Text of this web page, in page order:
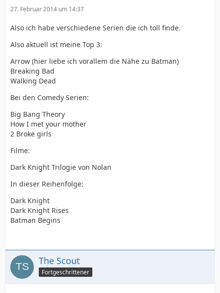
27. Februar 2014 um 14:37
Also ich habe verschiedene Serien die ich toll finde.
Also aktuell ist meine Top 3:
Arrow (hier liebe ich vorallem die Nähe zu Batman)
Breaking Bad
Walking Dead
Bei den Comedy Serien:
Big Bang Theory
How I met your mother
2 Broke girls
Filme:
Dark Knight Trilogie von Nolan
In dieser Reihenfolge:
Dark Knight
Dark Knight Rises
Batman Begins
The Scout
Fortgeschrittener